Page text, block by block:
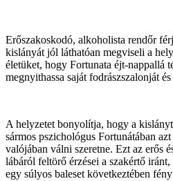
Erőszakoskodó, alkoholista rendőr
kislányát jól láthatóan megviseli a
életüket, hogy Fortunata éjt-nappallá
megnyithassa saját fodrászszalonját
A helyzetet bonyolítja, hogy a
sármos pszichológus Fortunátában
valójában válni szeretne. Ezt az erős
lábáról feltörő érzései a szakértő
egy súlyos baleset következtében